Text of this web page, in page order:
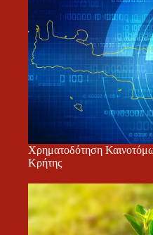
Χρηματοδότηση
Κρήτης